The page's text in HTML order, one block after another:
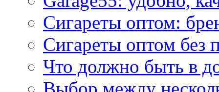
Сигареты оптом:
Сигареты оптом без
Что должно быть в